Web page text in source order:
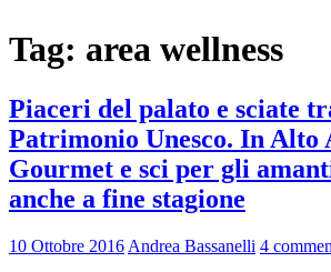
Tag: area wellness
Piaceri del palato e sciate
Patrimonio Unesco. In Alto
Gourmet e sci per gli
anche a fine stagione
10 Ottobre 2016 Andrea Bassanelli 4